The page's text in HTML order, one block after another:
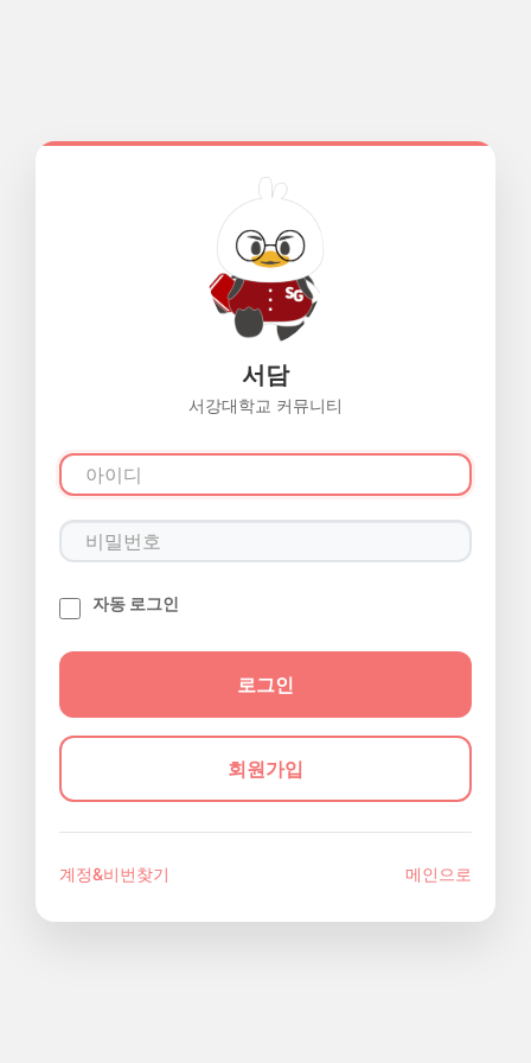
서담
서강대학교 커뮤니티
자동 로그인
회원가입
계정&비번찾기 메인으로